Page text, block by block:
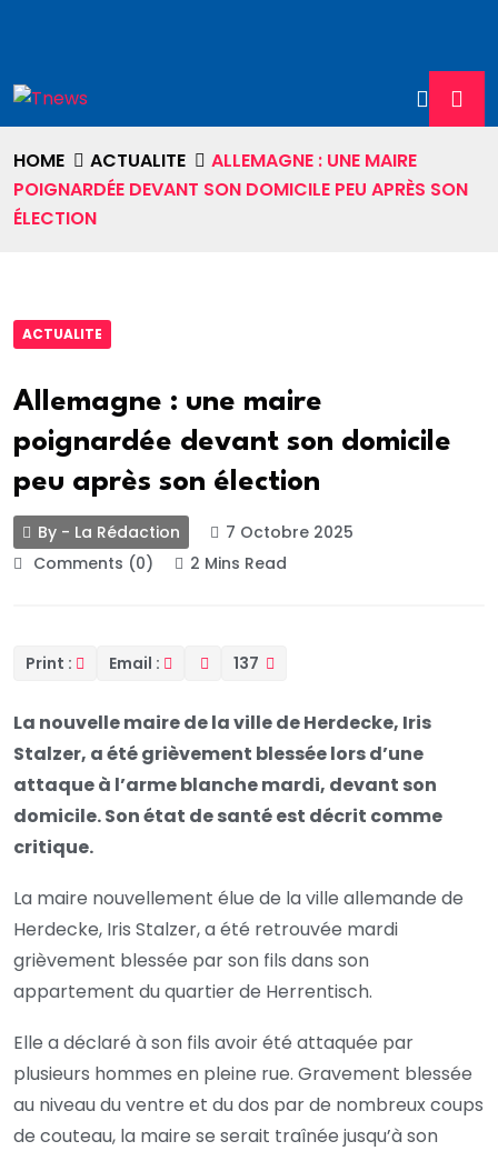
HOME ACTUALITE
ALLEMAGNE : UNE MAIRE
POIGNARDÉE DEVANT SON DOMICILE PEU APRÈS SON
ÉLECTION
ACTUALITE
Allemagne : une maire
poignardée devant son domicile
peu après son élection
By - La Rédaction
7 Octobre 2025
Comments (0)
2 Mins Read
Print : Email : 137
La nouvelle maire de la ville de Herdecke, Iris
Stalzer, a été grièvement blessée lors d’une
attaque à l’arme blanche mardi, devant son
domicile. Son état de santé est décrit comme
critique.
La maire nouvellement élue de la ville allemande de
Herdecke, Iris Stalzer, a été retrouvée mardi
grièvement blessée par son fils dans son
appartement du quartier de Herrentisch.
Elle a déclaré à son fils avoir été attaquée par
plusieurs hommes en pleine rue. Gravement blessée
au niveau du ventre et du dos par de nombreux coups
de couteau, la maire se serait traînée jusqu’à son